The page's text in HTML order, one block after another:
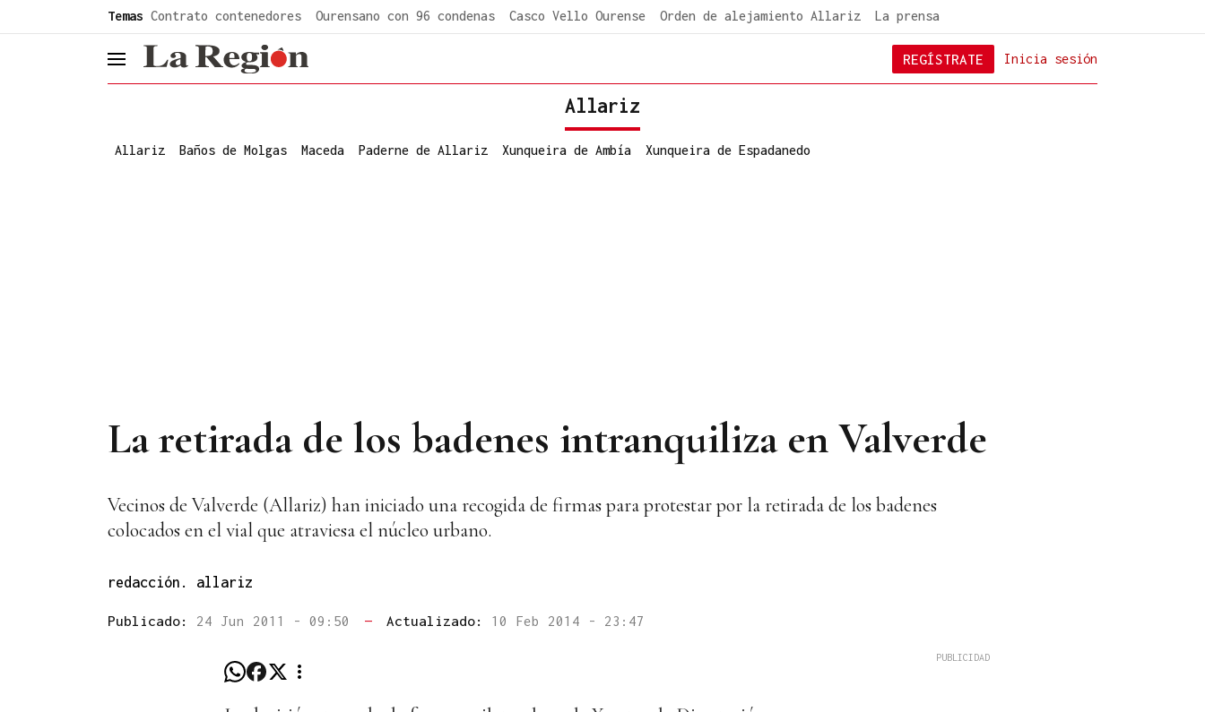
Temas Contrato contenedores Ourensano con 96 condenas Casco Vello Ourense Orden de alejamiento Allariz La prensa
header.menu.open Inicia sesión
REGÍSTRATE
Allariz
Allariz Baños de Molgas Maceda Paderne de Allariz Xunqueira de Ambía Xunqueira de Espadanedo
La retirada de los badenes intranquiliza en Valverde
Vecinos de Valverde (Allariz) han iniciado una recogida de firmas para protestar por la retirada de los badenes
colocados en el vial que atraviesa el núcleo urbano.
redacción. allariz
Publicado: 24 Jun 2011 - 09:50 — Actualizado: 10 Feb 2014 - 23:47